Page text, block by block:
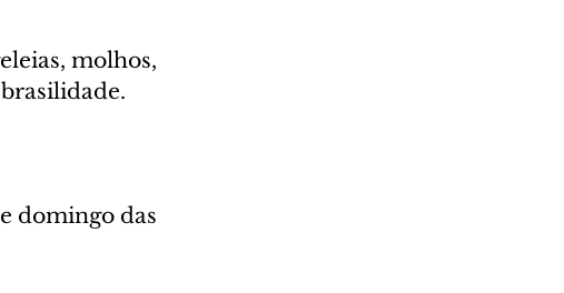
molhos,
domingo das